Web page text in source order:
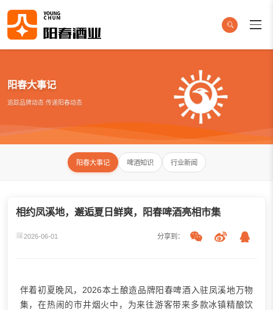
阳春大事记
追踪品牌动态 传递阳春动态
阳春大事记 啤酒知识 行业新闻
相约凤溪地，邂逅夏日鲜爽，阳春啤酒亮相市集
2026-06-01 分享到：
伴着初夏晚风，2026本土酿造品牌阳春啤酒入驻凤溪地万物
集，在热闹的市井烟火中，为来往游客带来多款冰镇精酿饮